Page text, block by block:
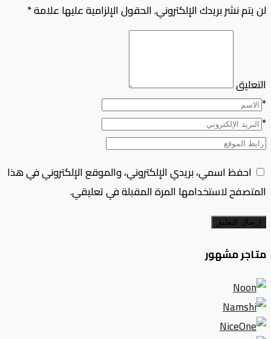
لن يتم نشر بريدك الإلكتروني.الحقول الإلزامية عليها علامة*
التعليق
*
*
احفظ اسمي، بريدي الإلكتروني، والموقع الإلكتروني في هذا
المتصفح لاستخدامها المرة المقبلة في تعليقي.
إرسال التعليق
متاجر مشهور